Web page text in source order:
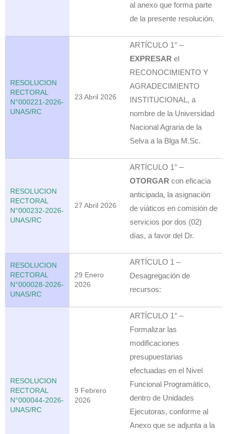
al anexo que forma parte
de la presente resolución.
RESOLUCION
RECTORAL
N°000221-2026-
UNAS/RC
23 Abril 2026
ARTÍCULO 1° –
EXPRESARel
RECONOCIMIENTO Y
AGRADECIMIENTO
INSTITUCIONAL, a
nombre de la Universidad
Nacional Agraria de la
Selva a la Blga M.Sc.
RESOLUCION
RECTORAL
N°000232-2026-
UNAS/RC
27 Abril 2026
ARTÍCULO 1° –
OTORGARcon eficacia
anticipada, la asignación
de viáticos en comisión de
servicios por dos (02)
días, a favor del Dr.
RESOLUCION
RECTORAL
N°000028-2026-
UNAS/RC
29 Enero
2026
ARTÍCULO 1 –
Desagregación de
recursos:
RESOLUCION
RECTORAL
N°000044-2026-
UNAS/RC
9 Febrero
2026
ARTÍCULO 1° –
Formalizar las
modificaciones
presupuestarias
efectuadas en el Nivel
Funcional Programático,
dentro de Unidades
Ejecutoras, conforme al
Anexo que se adjunta a la